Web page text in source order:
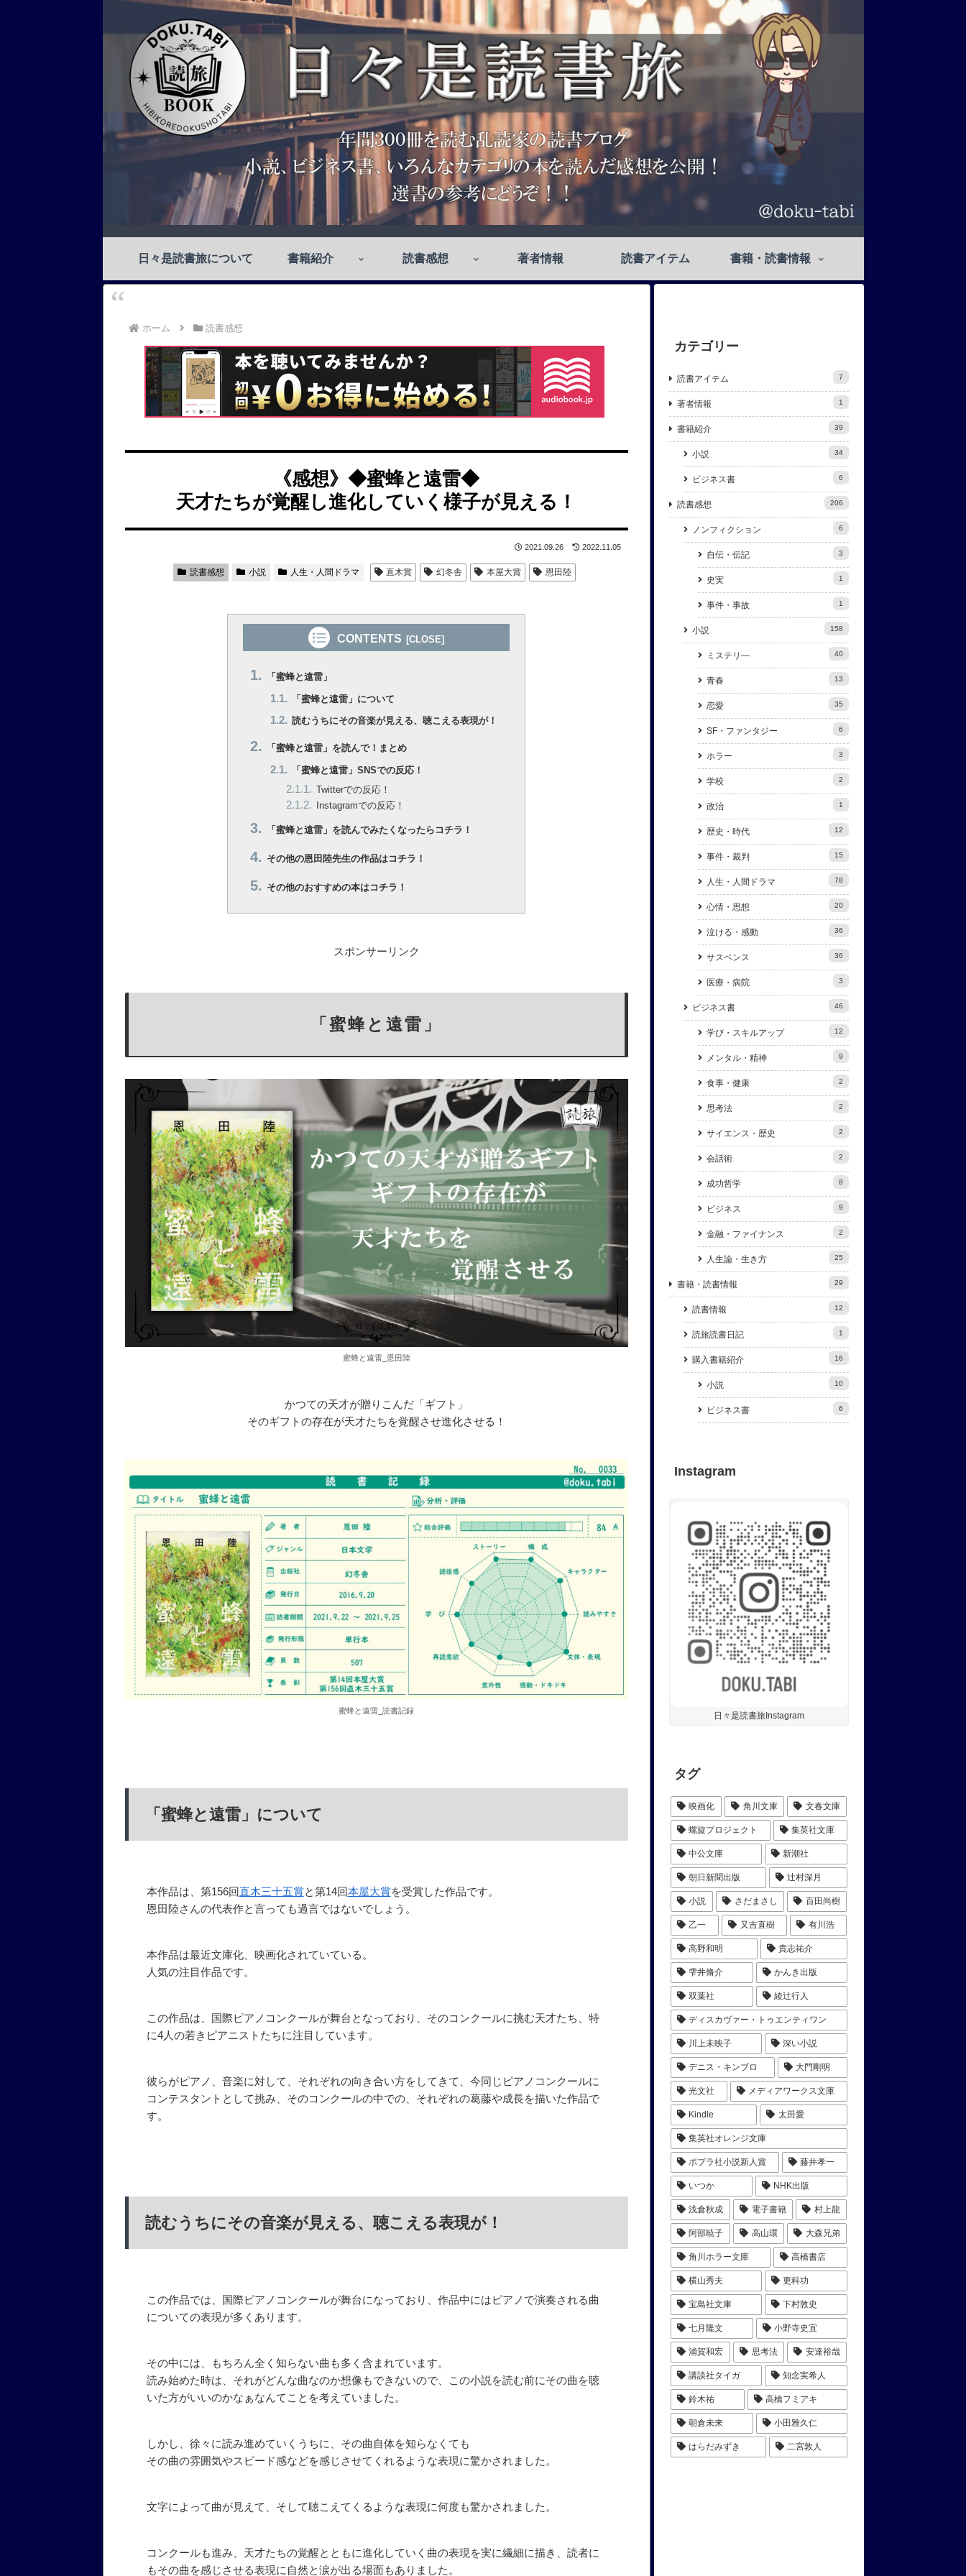
日々是読書旅について 書籍紹介 読書感想 著者情報 読書アイテム 書籍・読書情報
ホーム 読書感想
《感想》◆蜜蜂と遠雷◆
天才たちが覚醒し進化していく様子が見える！
2021.09.26 2022.11.05
読書感想 小説 人生・人間ドラマ 直木賞 幻冬舎 本屋大賞 恩田陸
CONTENTS
「蜜蜂と遠雷」
「蜜蜂と遠雷」について
読むうちにその音楽が見える、聴こえる表現が！
「蜜蜂と遠雷」を読んで！まとめ
「蜜蜂と遠雷」SNSでの反応！
Twitterでの反応！
Instagramでの反応！
「蜜蜂と遠雷」を読んでみたくなったらコチラ！
その他の恩田陸先生の作品はコチラ！
その他のおすすめの本はコチラ！
スポンサーリンク
「蜜蜂と遠雷」
蜜蜂と遠雷_恩田陸
かつての天才が贈りこんだ「ギフト」
そのギフトの存在が天才たちを覚醒させ進化させる！
蜜蜂と遠雷_読書記録
「蜜蜂と遠雷」について
本作品は、第156回直木三十五賞と第14回本屋大賞を受賞した作品です。
恩田陸さんの代表作と言っても過言ではないでしょう。
本作品は最近文庫化、映画化されていている。
人気の注目作品です。
この作品は、国際ピアノコンクールが舞台となっており、そのコンクールに挑む天才たち、特
に4人の若きピアニストたちに注目しています。
彼らがピアノ、音楽に対して、それぞれの向き合い方をしてきて、今同じピアノコンクールに
コンテスタントとして挑み、そのコンクールの中での、それぞれの葛藤や成長を描いた作品で
す。
読むうちにその音楽が見える、聴こえる表現が！
この作品では、国際ピアノコンクールが舞台になっており、作品中にはピアノで演奏される曲
についての表現が多くあります。
その中には、もちろん全く知らない曲も多く含まれています。
読み始めた時は、それがどんな曲なのか想像もできないので、この小説を読む前にその曲を聴
いた方がいいのかなぁなんてことを考えていました。
しかし、徐々に読み進めていくうちに、その曲自体を知らなくても
その曲の雰囲気やスピード感などを感じさせてくれるような表現に驚かされました。
文字によって曲が見えて、そして聴こえてくるような表現に何度も驚かされました。
コンクールも進み、天才たちの覚醒とともに進化していく曲の表現を実に繊細に描き、読者に
もその曲を感じさせる表現に自然と涙が出る場面もありました。
カテゴリー
読書アイテム 7
著者情報 1
書籍紹介 39
小説 34
ビジネス書 6
読書感想 206
ノンフィクション 6
自伝・伝記 3
史実 1
事件・事故 1
小説 158
ミステリ― 40
青春 13
恋愛 35
SF・ファンタジー 6
ホラー 3
学校 2
政治 1
歴史・時代 12
事件・裁判 15
人生・人間ドラマ 78
心情・思想 20
泣ける・感動 36
サスペンス 36
医療・病院 3
ビジネス書 46
学び・スキルアップ 12
メンタル・精神 9
食事・健康 2
思考法 2
サイエンス・歴史 2
会話術 2
成功哲学 8
ビジネス 9
金融・ファイナンス 2
人生論・生き方 25
書籍・読書情報 29
読書情報 12
読旅読書日記 1
購入書籍紹介 16
小説 10
ビジネス書 6
Instagram
日々是読書旅Instagram
タグ
映画化 角川文庫 文春文庫
螺旋プロジェクト 集英社文庫
中公文庫 新潮社
朝日新聞出版 辻村深月
小説 さだまさし 百田尚樹
乙一 又吉直樹 有川浩
高野和明 貴志祐介
雫井脩介 かんき出版
双葉社 綾辻行人
ディスカヴァー・トゥエンティワン
川上未映子 深い小説
デニス・キンブロ 大門剛明
光文社 メディアワークス文庫
Kindle 太田愛
集英社オレンジ文庫
ポプラ社小説新人賞 藤井孝一
いつか NHK出版
浅倉秋成 電子書籍 村上龍
阿部暁子 高山環 大森兄弟
角川ホラー文庫 高橋書店
横山秀夫 更科功
宝島社文庫 下村敦史
七月隆文 小野寺史宜
浦賀和宏 思考法 安達裕哉
講談社タイガ 知念実希人
鈴木祐 高橋フミアキ
朝倉未来 小田雅久仁
はらだみずき 二宮敦人